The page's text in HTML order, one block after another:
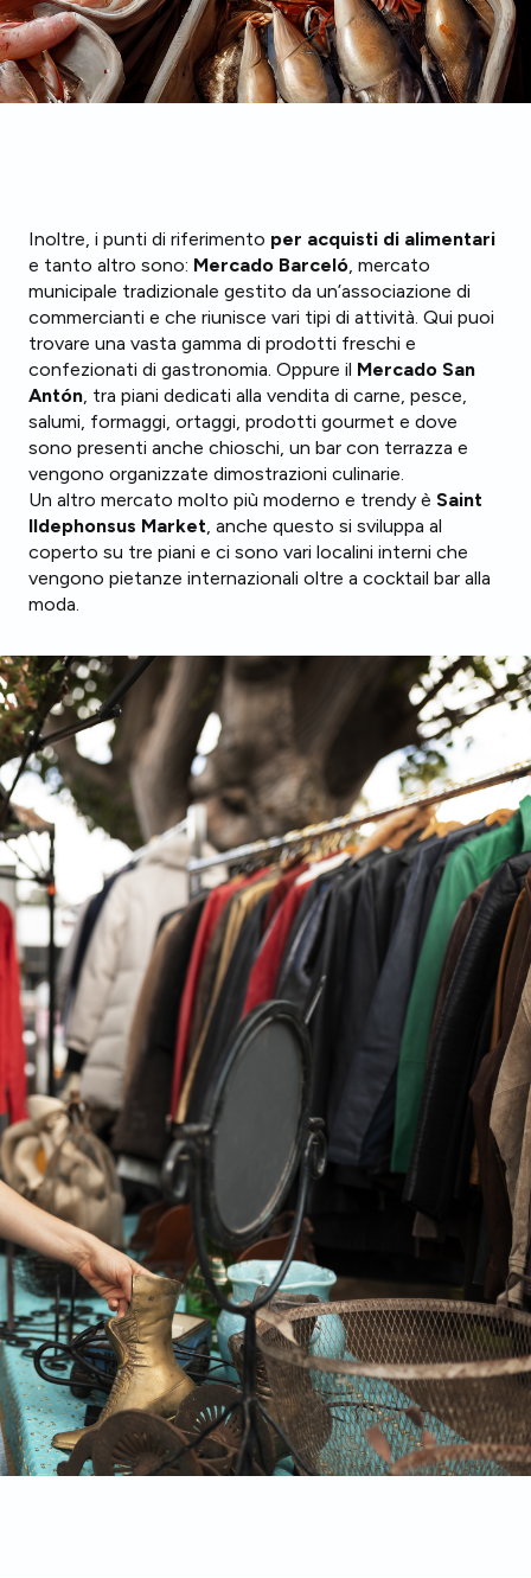
Inoltre, i punti di riferimento per acquisti di alimentari
e tanto altro sono: Mercado Barceló , mercato
municipale tradizionale gestito da un’associazione di
commercianti e che riunisce vari tipi di attività. Qui puoi
trovare una vasta gamma di prodotti freschi e
confezionati di gastronomia. Oppure il Mercado San
Antón , tra piani dedicati alla vendita di carne, pesce,
salumi, formaggi, ortaggi, prodotti gourmet e dove
sono presenti anche chioschi, un bar con terrazza e
vengono organizzate dimostrazioni culinarie.
Un altro mercato molto più moderno e trendy è Saint
Ildephonsus Market , anche questo si sviluppa al
coperto su tre piani e ci sono vari localini interni che
vengono pietanze internazionali oltre a cocktail bar alla
moda.